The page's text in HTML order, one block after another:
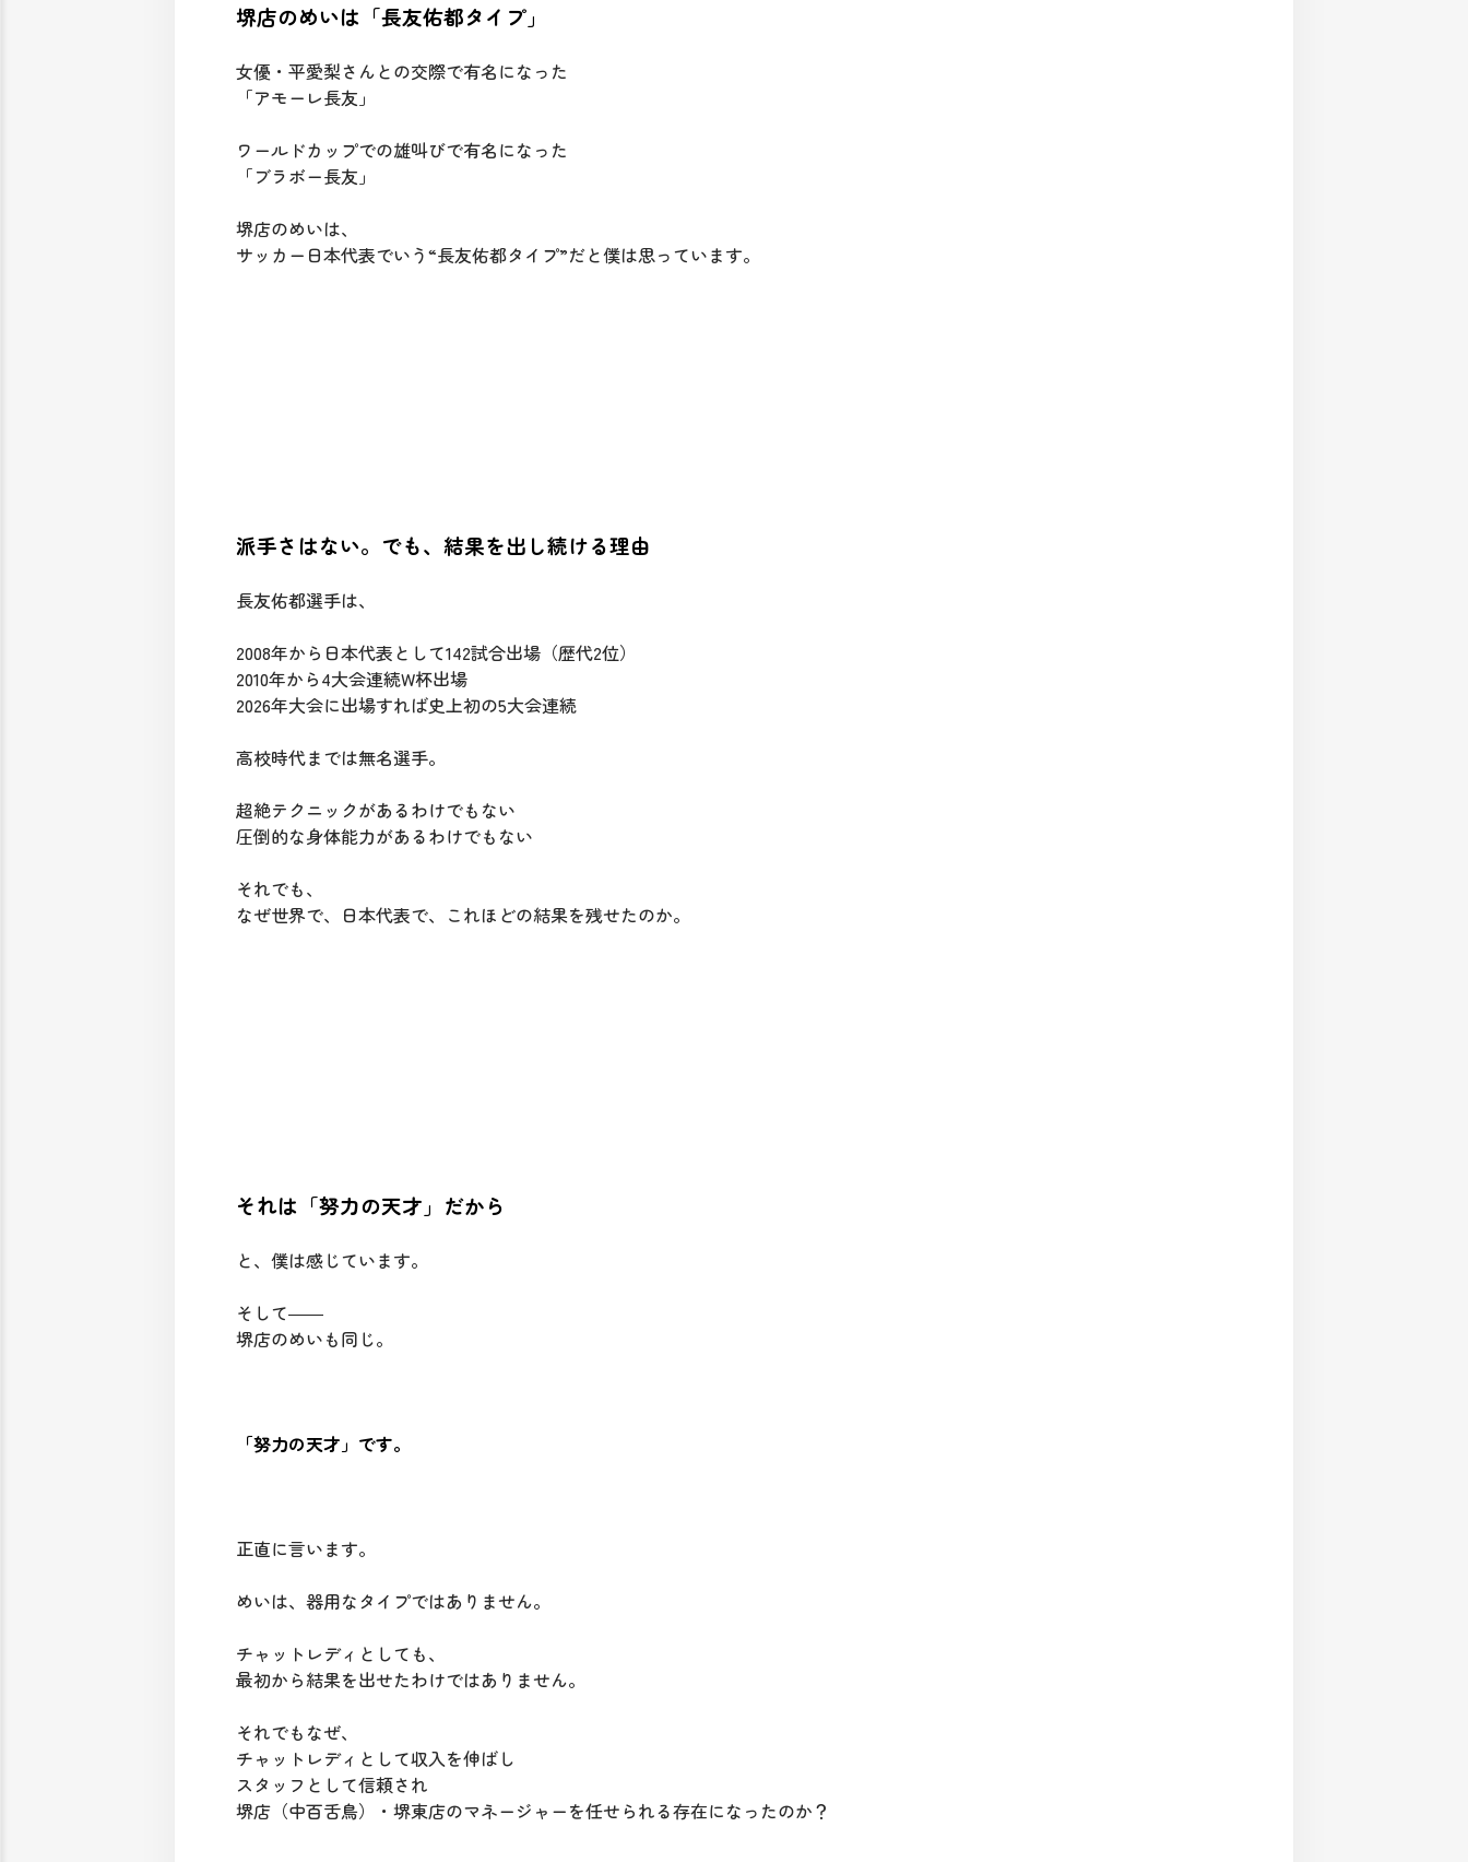
堺店のめいは「長友佑都タイプ」
女優・平愛梨さんとの交際で有名になった
「アモーレ長友」
ワールドカップでの雄叫びで有名になった
「ブラボー長友」
堺店のめいは、
サッカー日本代表でいう“長友佑都タイプ”だと僕は思っています。
派手さはない。でも、結果を出し続ける理由
長友佑都選手は、
2008年から日本代表として142試合出場（歴代2位）
2010年から4大会連続W杯出場
2026年大会に出場すれば史上初の5大会連続
高校時代までは無名選手。
超絶テクニックがあるわけでもない
圧倒的な身体能力があるわけでもない
それでも、
なぜ世界で、日本代表で、これほどの結果を残せたのか。
それは「努力の天才」だから
と、僕は感じています。
そして――
堺店のめいも同じ。
「努力の天才」です。
正直に言います。
めいは、器用なタイプではありません。
チャットレディとしても、
最初から結果を出せたわけではありません。
それでもなぜ、
チャットレディとして収入を伸ばし
スタッフとして信頼され
堺店（中百舌鳥）・堺東店のマネージャーを任せられる存在になったのか？